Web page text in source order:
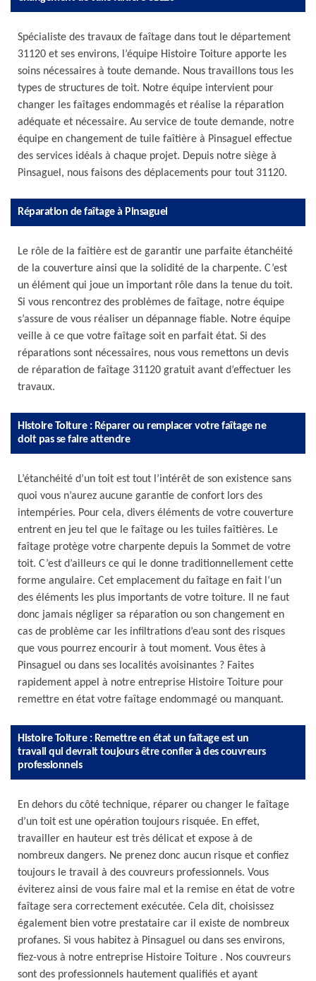
Spécialiste des travaux de faîtage dans tout le département
31120 et ses environs, l’équipe Histoire Toiture apporte les
soins nécessaires à toute demande. Nous travaillons tous les
types de structures de toit. Notre équipe intervient pour
changer les faîtages endommagés et réalise la réparation
adéquate et nécessaire. Au service de toute demande, notre
équipe en changement de tuile faîtière à Pinsaguel effectue
des services idéals à chaque projet. Depuis notre siège à
Pinsaguel, nous faisons des déplacements pour tout 31120.
Réparation de faîtage à Pinsaguel
Le rôle de la faîtière est de garantir une parfaite étanchéité
de la couverture ainsi que la solidité de la charpente. C’est
un élément qui joue un important rôle dans la tenue du toit.
Si vous rencontrez des problèmes de faîtage, notre équipe
s’assure de vous réaliser un dépannage fiable. Notre équipe
veille à ce que votre faîtage soit en parfait état. Si des
réparations sont nécessaires, nous vous remettons un devis
de réparation de faîtage 31120 gratuit avant d’effectuer les
travaux.
Histoire Toiture : Réparer ou remplacer votre faîtage ne
doit pas se faire attendre
L’étanchéité d’un toit est tout l’intérêt de son existence sans
quoi vous n’aurez aucune garantie de confort lors des
intempéries. Pour cela, divers éléments de votre couverture
entrent en jeu tel que le faîtage ou les tuiles faîtières. Le
faîtage protège votre charpente depuis la Sommet de votre
toit. C’est d’ailleurs ce qui le donne traditionnellement cette
forme angulaire. Cet emplacement du faîtage en fait l‘un
des éléments les plus importants de votre toiture. Il ne faut
donc jamais négliger sa réparation ou son changement en
cas de problème car les infiltrations d’eau sont des risques
que vous pourrez encourir à tout moment. Vous êtes à
Pinsaguel ou dans ses localités avoisinantes ? Faites
rapidement appel à notre entreprise Histoire Toiture pour
remettre en état votre faîtage endommagé ou manquant.
Histoire Toiture : Remettre en état un faîtage est un
travail qui devrait toujours être confier à des couvreurs
professionnels
En dehors du côté technique, réparer ou changer le faîtage
d’un toit est une opération toujours risquée. En effet,
travailler en hauteur est très délicat et expose à de
nombreux dangers. Ne prenez donc aucun risque et confiez
toujours le travail à des couvreurs professionnels. Vous
éviterez ainsi de vous faire mal et la remise en état de votre
faîtage sera correctement exécutée. Cela dit, choisissez
également bien votre prestataire car il existe de nombreux
profanes. Si vous habitez à Pinsaguel ou dans ses environs,
fiez-vous à notre entreprise Histoire Toiture . Nos couvreurs
sont des professionnels hautement qualifiés et ayant